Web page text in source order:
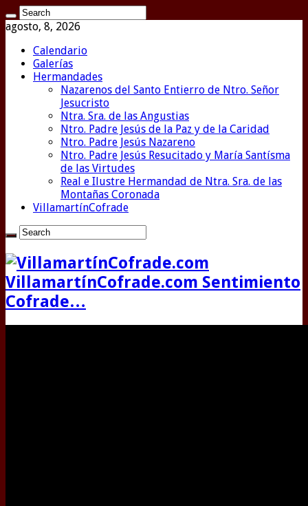
agosto, 8, 2026
Calendario
Galerías
Hermandades
Nazarenos del Santo Entierro de Ntro. Señor
Jesucristo
Ntra. Sra. de las Angustias
Ntro. Padre Jesús de la Paz y de la Caridad
Ntro. Padre Jesús Nazareno
Ntro. Padre Jesús Resucitado y María Santísma
de las Virtudes
Real e Ilustre Hermandad de Ntra. Sra. de las
Montañas Coronada
VillamartínCofrade
VillamartínCofrade.com Sentimiento
Cofrade…